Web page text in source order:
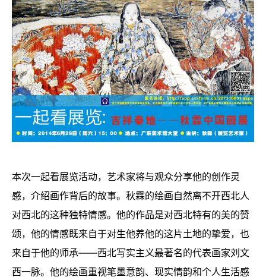
本次一起看展览活动，艺术家将与观众分享他的创作灵
感，介绍画作背后的故事。秋霖的绘画自然离不开西北人
对西北的这种独特情感。他的作品是对西北特有的美的赞
颂，他的情感既来自于对生他养他的这片土地的挚爱，也
来自于他的师承——西北写实主义最著名的代表画家刘文
西一脉。他的绘画重视笔墨意韵、现实情韵和个人生活感